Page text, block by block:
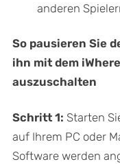
anderen
So pausieren Sie
ihn mit dem
auszuschalten
Schritt 1: Starten
auf Ihrem PC oder
Software werden